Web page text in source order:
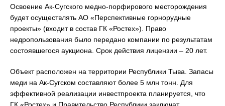
Освоение Ак-Сугского медно-порфирового месторождения
будет осуществлять АО «Перспективные горнорудные
проекты» (входит в состав ГК «Ростех»). Право
недропользования было передано компании по результатам
состоявшегося аукциона. Срок действия лицензии – 20 лет.
Объект расположен на территории Республики Тыва. Запасы
меди на Ак-Сугском составляют более 5 млн тонн. Для
эффективной реализации инвестпроекта планируется, что
ГК «Ростех» и Правительство Республики заключат